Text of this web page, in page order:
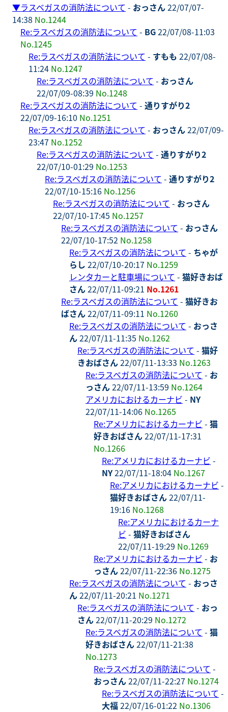
▼ラスベガスの消防法について - おっさん22/07/07-
14:38 No.1244
Re:ラスベガスの消防法について - BG22/07/08-11:03
No.1245
Re:ラスベガスの消防法について - すもも 22/07/08-
11:24 No.1247
Re:ラスベガスの消防法について - おっさん
22/07/09-08:39 No.1248
Re:ラスベガスの消防法について - 通りすがり2
22/07/09-16:10 No.1251
Re:ラスベガスの消防法について - おっさん22/07/09-
23:47 No.1252
Re:ラスベガスの消防法について - 通りすがり2
22/07/10-01:29 No.1253
Re:ラスベガスの消防法について - 通りすがり2
22/07/10-15:16 No.1256
Re:ラスベガスの消防法について - おっさん
22/07/10-17:45 No.1257
Re:ラスベガスの消防法について - おっさん
22/07/10-17:52 No.1258
Re:ラスベガスの消防法について - ちゃが
らし 22/07/10-20:17 No.1259
レンタカーと駐車場について - 猫好きおば
さん22/07/11-09:21 No.1261
Re:ラスベガスの消防法について - 猫好きお
ばさん22/07/11-09:11 No.1260
Re:ラスベガスの消防法について - おっさ
ん22/07/11-11:35 No.1262
Re:ラスベガスの消防法について - 猫好
きおばさん22/07/11-13:33 No.1263
Re:ラスベガスの消防法について - お
っさん22/07/11-13:59 No.1264
アメリカにおけるカーナビ - NY
22/07/11-14:06 No.1265
Re:アメリカにおけるカーナビ - 猫
好きおばさん22/07/11-17:31
No.1266
Re:アメリカにおけるカーナビ -
NY22/07/11-18:04 No.1267
Re:アメリカにおけるカーナビ -
猫好きおばさん22/07/11-
19:16 No.1268
Re:アメリカにおけるカーナ
ビ - 猫好きおばさん
22/07/11-19:29 No.1269
Re:アメリカにおけるカーナビ - お
っさん22/07/11-22:36 No.1275
Re:ラスベガスの消防法について - おっさ
ん22/07/11-20:21 No.1271
Re:ラスベガスの消防法について - おっ
さん22/07/11-20:29 No.1272
Re:ラスベガスの消防法について - 猫
好きおばさん22/07/11-21:38
No.1273
Re:ラスベガスの消防法について -
おっさん22/07/11-22:27 No.1274
Re:ラスベガスの消防法について -
大福22/07/16-01:22 No.1306